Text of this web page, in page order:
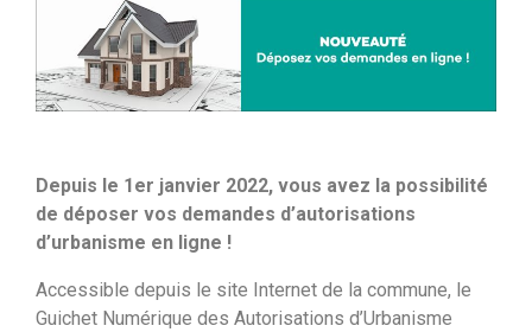
Depuis le 1er janvier 2022, vous avez la possibilité
de déposer vos demandes d’autorisations
d’urbanisme en ligne !
Accessible depuis le site Internet de la commune, le
Guichet Numérique des Autorisations d’Urbanisme